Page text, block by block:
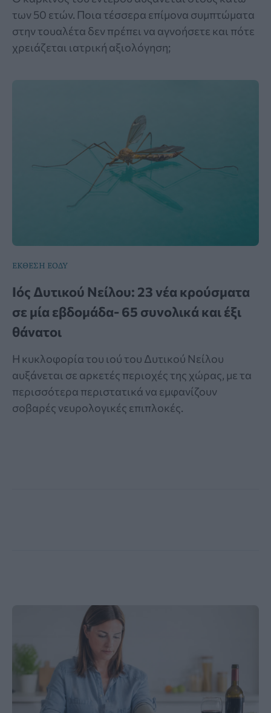
των 50 ετών. Ποια τέσσερα επίμονα συμπτώματα
στην τουαλέτα δεν πρέπει να αγνοήσετε και πότε
χρειάζεται ιατρική αξιολόγηση;
ΕΚΘΕΣΗ ΕΟΔΥ
Ιός Δυτικού Νείλου: 23 νέα κρούσματα
σε μία εβδομάδα- 65 συνολικά και έξι
θάνατοι
Η κυκλοφορία του ιού του Δυτικού Νείλου
αυξάνεται σε αρκετές περιοχές της χώρας, με τα
περισσότερα περιστατικά να εμφανίζουν
σοβαρές νευρολογικές επιπλοκές.